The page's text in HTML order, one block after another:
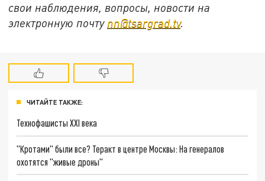
свои наблюдения, вопросы, новости на
электронную почту nn@tsargrad.tv.
ЧИТАЙТЕ ТАКЖЕ:
Технофашисты XXI века
"Кротами" были все? Теракт в центре Москвы: На генералов
охотятся "живые дроны"